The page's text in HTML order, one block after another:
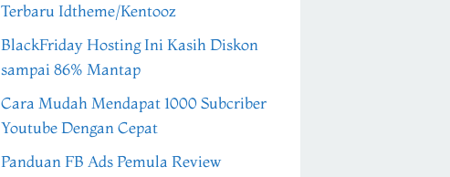
Terbaru Idtheme/Kentooz
BlackFriday Hosting Ini Kasih Diskon
sampai 86% Mantap
Cara Mudah Mendapat 1000 Subcriber
Youtube Dengan Cepat
Panduan FB Ads Pemula Review